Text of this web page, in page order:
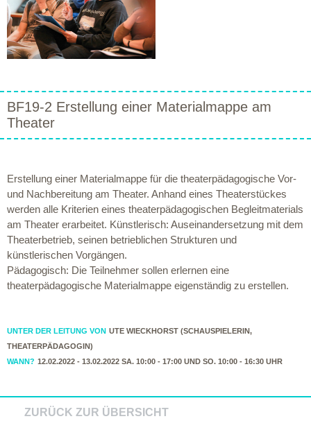
BF19-2 Erstellung einer Materialmappe am
Theater
Erstellung einer Materialmappe für die theaterpädagogische Vor-
und Nachbereitung am Theater. Anhand eines Theaterstückes
werden alle Kriterien eines theaterpädagogischen Begleitmaterials
am Theater erarbeitet. Künstlerisch: Auseinandersetzung mit dem
Theaterbetrieb, seinen betrieblichen Strukturen und
künstlerischen Vorgängen.
Pädagogisch: Die Teilnehmer sollen erlernen eine
theaterpädagogische Materialmappe eigenständig zu erstellen.
UNTER DER LEITUNG VON UTE WIECKHORST (SCHAUSPIELERIN,
THEATERPÄDAGOGIN)
WANN? 12.02.2022 - 13.02.2022 SA. 10:00 - 17:00 UND SO. 10:00 - 16:30 UHR
ZURÜCK ZUR ÜBERSICHT